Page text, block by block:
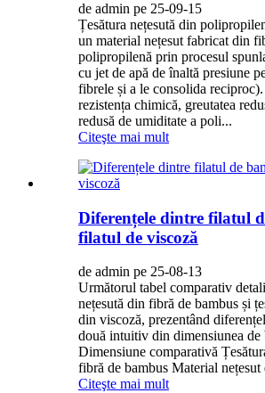
de admin pe 25-09-15
Țesătura nețesută din
un material nețesut fabricat din
polipropilenă prin procesul
cu jet de apă de înaltă presiune
fibrele și a le consolida
rezistența chimică, greutatea
redusă de umiditate a poli...
Citeşte mai mult
Diferențele dintre filatul
filatul de viscoză
de admin pe 25-08-13
Următorul tabel comparativ
nețesută din fibră de bambus și
din viscoză, prezentând
două intuitiv din dimensiunea de
Dimensiune comparativă
fibră de bambus Material
Citeşte mai mult